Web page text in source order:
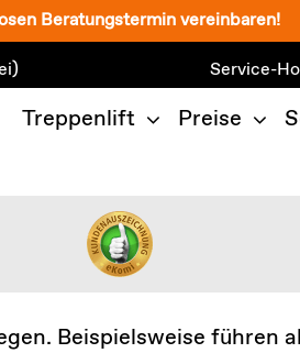
Beratungstermin vereinbaren!
Service-
Treppenlift Preise
Beispielsweise führen